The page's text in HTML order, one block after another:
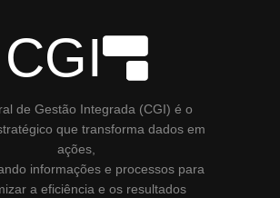
CGI
de Gestão Integrada (CGI) é o
que transforma dados em
ações,
informações e processos para
a eficiência e os resultados